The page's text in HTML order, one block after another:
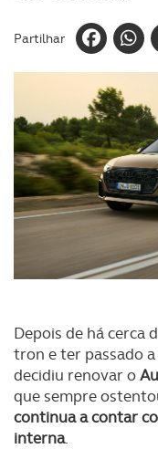
Partilhar
Depois de há cerca
tron e ter passado
decidiu renovar o
que sempre
continua a contar
interna.